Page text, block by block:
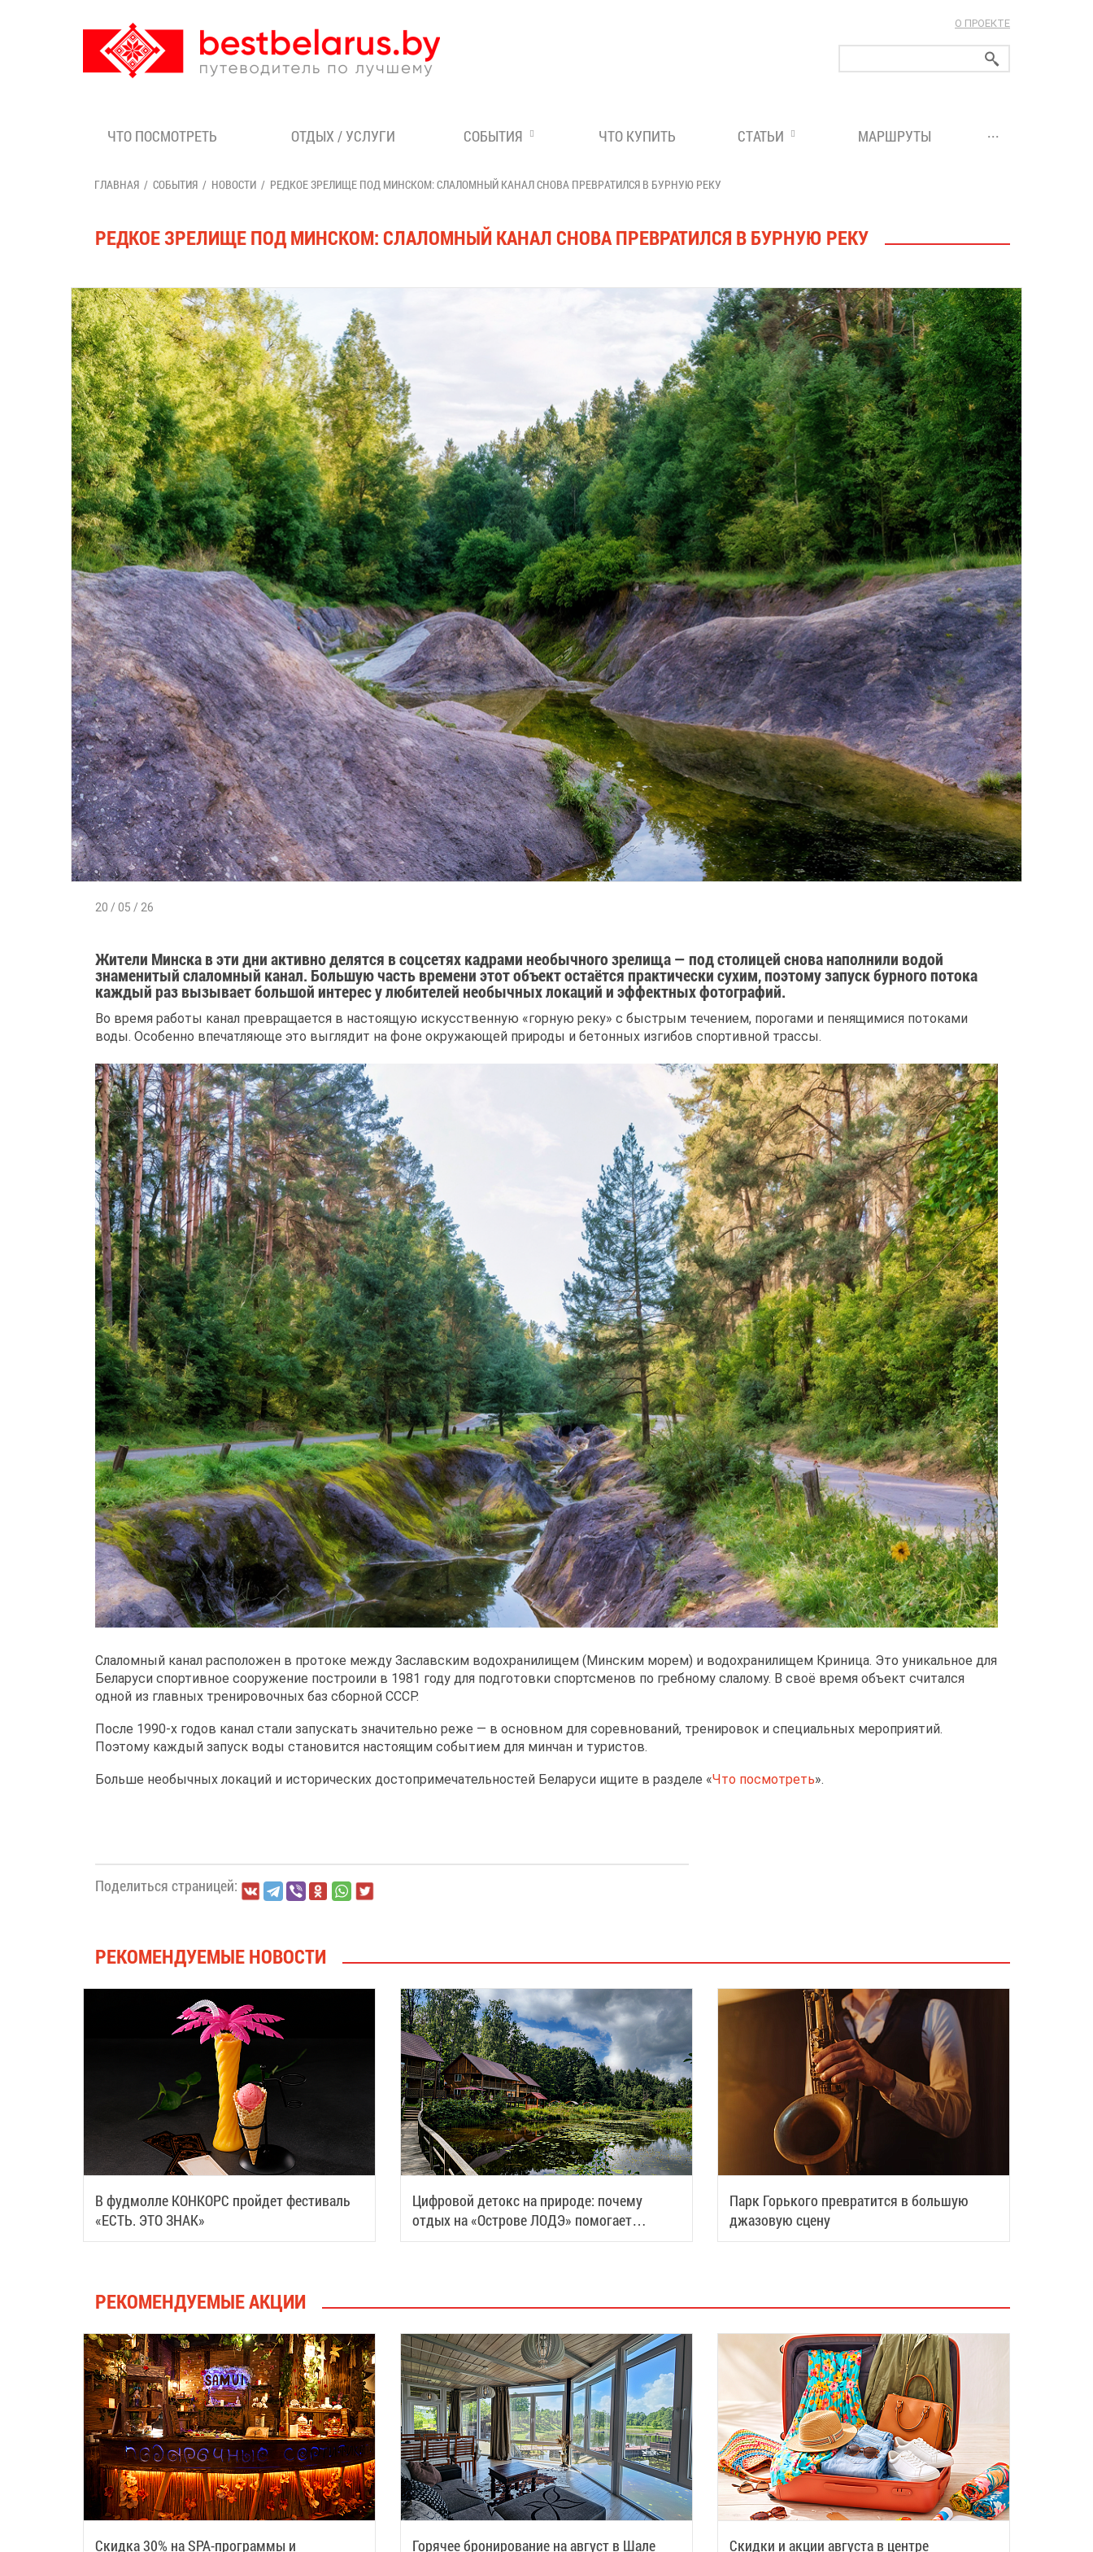
О ПРОЕКТЕ
ЧТО ПОСМОТРЕТЬ ОТДЫХ / УСЛУГИ СОБЫТИЯ ЧТО КУПИТЬ СТАТЬИ МАРШРУТЫ ...
ГЛАВНАЯ СОБЫТИЯ НОВОСТИ РЕДКОЕ ЗРЕЛИЩЕ ПОД МИНСКОМ: СЛАЛОМНЫЙ КАНАЛ СНОВА ПРЕВРАТИЛСЯ В БУРНУЮ РЕКУ
РЕДКОЕ ЗРЕЛИЩЕ ПОД МИНСКОМ: СЛАЛОМНЫЙ КАНАЛ СНОВА ПРЕВРАТИЛСЯ В БУРНУЮ РЕКУ
20 / 05 / 26
Жители Минска в эти дни активно делятся в соцсетях кадрами необычного зрелища — под столицей снова наполнили водой
знаменитый слаломный канал. Большую часть времени этот объект остаётся практически сухим, поэтому запуск бурного потока
каждый раз вызывает большой интерес у любителей необычных локаций и эффектных фотографий.
Во время работы канал превращается в настоящую искусственную «горную реку» с быстрым течением, порогами и пенящимися потоками
воды. Особенно впечатляюще это выглядит на фоне окружающей природы и бетонных изгибов спортивной трассы.
Слаломный канал расположен в протоке между Заславским водохранилищем (Минским морем) и водохранилищем Криница. Это уникальное для
Беларуси спортивное сооружение построили в 1981 году для подготовки спортсменов по гребному слалому. В своё время объект считался
одной из главных тренировочных баз сборной СССР.
После 1990-х годов канал стали запускать значительно реже — в основном для соревнований, тренировок и специальных мероприятий.
Поэтому каждый запуск воды становится настоящим событием для минчан и туристов.
Больше необычных локаций и исторических достопримечательностей Беларуси ищите в разделе «Что посмотреть».
Поделиться страницей:
РЕКОМЕНДУЕМЫЕ НОВОСТИ
В фудмолле КОНКОРС пройдет фестиваль
«ЕСТЬ. ЭТО ЗНАК»
Цифровой детокс на природе: почему
отдых на «Острове ЛОДЭ» помогает
восстановить силы
Парк Горького превратится в большую
джазовую сцену
РЕКОМЕНДУЕМЫЕ АКЦИИ
Скидка 30% на SPA-программы и Горячее бронирование на август в Шале Скидки и акции августа в центре